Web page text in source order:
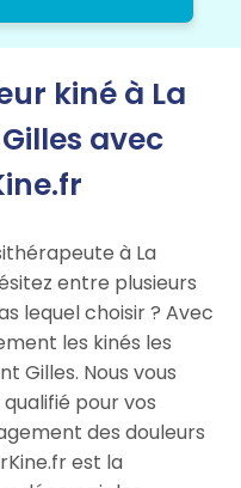
kiné à La
avec
à La
entre plusieurs
lequel choisir ? Avec
les kinés les
Gilles. Nous vous
pour vos
des douleurs
est la